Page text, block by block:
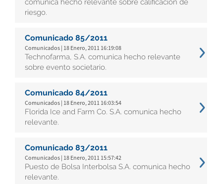
comunica hecho relevante sobre calificación de
riesgo.
Comunicado 85/2011
Comunicados | 18 Enero, 2011 16:19:08
Technofarma, S.A. comunica hecho relevante
sobre evento societario.
Comunicado 84/2011
Comunicados | 18 Enero, 2011 16:03:54
Florida Ice and Farm Co. S.A. comunica hecho
relevante.
Comunicado 83/2011
Comunicados | 18 Enero, 2011 15:57:42
Puesto de Bolsa Interbolsa S.A. comunica hecho
relevante.